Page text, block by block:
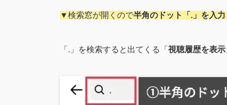
▼検索窓が開くので半角のドット「.」を入
「.」を検索すると出てくる「 視聴履歴を表示